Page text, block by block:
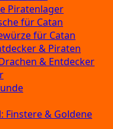
Piratenlager
für Catan
für Catan
& Piraten
& Entdecker
Finstere & Goldene